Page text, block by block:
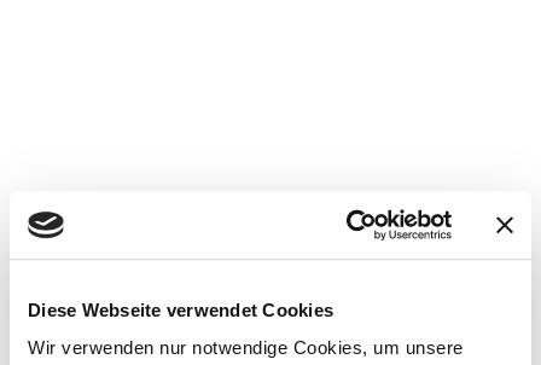
Diese Webseite verwendet Cookies
Wir verwenden nur notwendige Cookies, um unsere